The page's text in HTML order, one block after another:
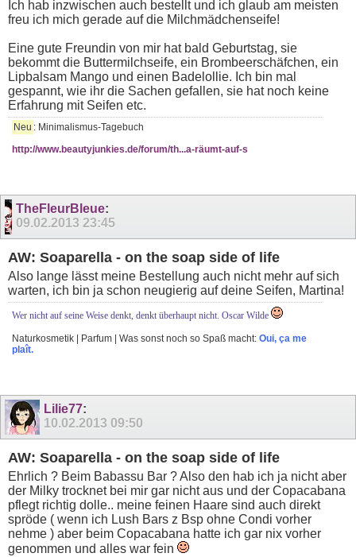
Ich hab inzwischen auch bestellt und ich glaub am meisten
freu ich mich gerade auf die Milchmädchenseife!
Eine gute Freundin von mir hat bald Geburtstag, sie
bekommt die Buttermilchseife, ein Brombeerschäfchen, ein
Lipbalsam Mango und einen Badelollie. Ich bin mal
gespannt, wie ihr die Sachen gefallen, sie hat noch keine
Erfahrung mit Seifen etc.
Neu : Minimalismus-Tagebuch
http://www.beautyjunkies.de/forum/th...a-räumt-auf-s
TheFleurBleue:
09.02.201323:45
AW: Soaparella - on the soap side of life
Also lange lässt meine Bestellung auch nicht mehr auf sich
warten, ich bin ja schon neugierig auf deine Seifen, Martina!
Wer nicht auf seine Weise denkt, denkt überhaupt nicht. Oscar Wilde
Naturkosmetik | Parfum | Was sonst noch so Spaß macht: Oui, ça me
plaît.
Lilie77:
10.02.2013 09:50
AW: Soaparella - on the soap side of life
Ehrlich ? Beim Babassu Bar ? Also den hab ich ja nicht aber
der Milky trocknet bei mir gar nicht aus und der Copacabana
pflegt richtig dolle.. meine feinen Haare sind auch direkt
spröde ( wenn ich Lush Bars z Bsp ohne Condi vorher
nehme ) aber beim Copacabana hatte ich gar nix vorher
genommen und alles war fein